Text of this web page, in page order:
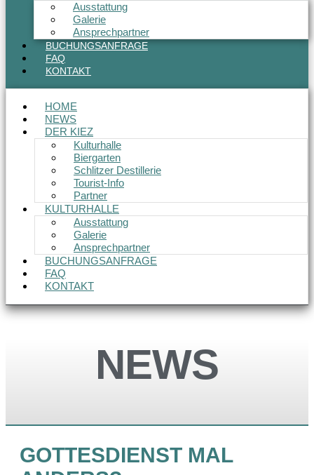
Ausstattung
Galerie
Ansprechpartner
BUCHUNGSANFRAGE
FAQ
KONTAKT
HOME
NEWS
DER KIEZ
Kulturhalle
Biergarten
Schlitzer Destillerie
Tourist-Info
Partner
KULTURHALLE
Ausstattung
Galerie
Ansprechpartner
BUCHUNGSANFRAGE
FAQ
KONTAKT
NEWS
GOTTESDIENST MAL